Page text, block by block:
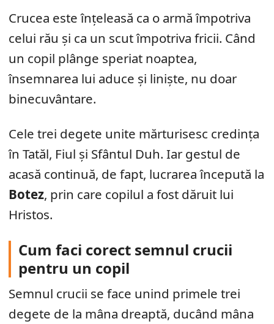
Crucea este înțeleasă ca o armă împotriva
celui rău și ca un scut împotriva fricii. Când
un copil plânge speriat noaptea,
însemnarea lui aduce și liniște, nu doar
binecuvântare.
Cele trei degete unite mărturisesc credința
în Tatăl, Fiul și Sfântul Duh. Iar gestul de
acasă continuă, de fapt, lucrarea începută la
Botez, prin care copilul a fost dăruit lui
Hristos.
Cum faci corect semnul crucii
pentru un copil
Semnul crucii se face unind primele trei
degete de la mâna dreaptă, ducând mâna